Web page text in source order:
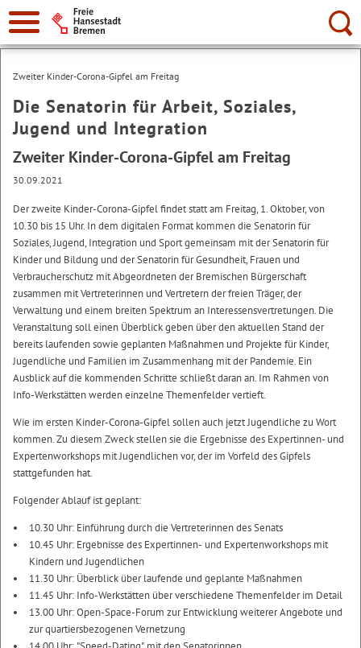
Suche:
Zweiter Kinder-Corona-Gipfel am Freitag
Die Senatorin für Arbeit, Soziales,
Jugend und Integration
Zweiter Kinder-Corona-Gipfel am Freitag
30.09.2021
Der zweite Kinder-Corona-Gipfel findet statt am Freitag, 1. Oktober, von
10.30 bis 15 Uhr. In dem digitalen Format kommen die Senatorin für
Soziales, Jugend, Integration und Sport gemeinsam mit der Senatorin für
Kinder und Bildung und der Senatorin für Gesundheit, Frauen und
Verbraucherschutz mit Abgeordneten der Bremischen Bürgerschaft
zusammen mit Vertreterinnen und Vertretern der freien Träger, der
Verwaltung und einem breiten Spektrum an Interessensvertretungen. Die
Veranstaltung soll einen Überblick geben über den aktuellen Stand der
bereits laufenden sowie geplanten Maßnahmen und Projekte für Kinder,
Jugendliche und Familien im Zusammenhang mit der Pandemie. Ein
Ausblick auf die kommenden Schritte schließt daran an. Im Rahmen von
Info-Werkstätten werden einzelne Themenfelder vertieft.
Wie im ersten Kinder-Corona-Gipfel sollen auch jetzt Jugendliche zu Wort
kommen. Zu diesem Zweck stellen sie die Ergebnisse des Expertinnen- und
Expertenworkshops mit Jugendlichen vor, der im Vorfeld des Gipfels
stattgefunden hat.
Folgender Ablauf ist geplant:
10.30 Uhr: Einführung durch die Vertreterinnen des Senats
10.45 Uhr: Ergebnisse des Expertinnen- und Expertenworkshops mit
Kindern und Jugendlichen
11.30 Uhr: Überblick über laufende und geplante Maßnahmen
11.45 Uhr: Info-Werkstätten über verschiedene Themenfelder im Detail
13.00 Uhr: Open-Space-Forum zur Entwicklung weiterer Angebote und
zur quartiersbezogenen Vernetzung